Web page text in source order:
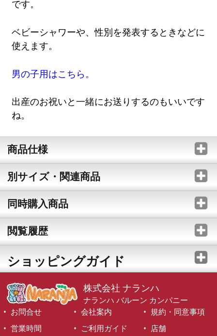
です。
ベビーシャワーや、性別を発表するときなどに
使えます。
男の子用はこちら。
出産のお祝いと一緒にお送りするのもいいです
ね。
商品仕様
別サイズ・関連商品
同時購入商品
閲覧履歴
ショッピングガイド
株式会社 ナランハ
ナランハ バルーン カンパニー
お問合せ
会社案内
規約・同意事項
営業時間
ご利用ガイド 店舗